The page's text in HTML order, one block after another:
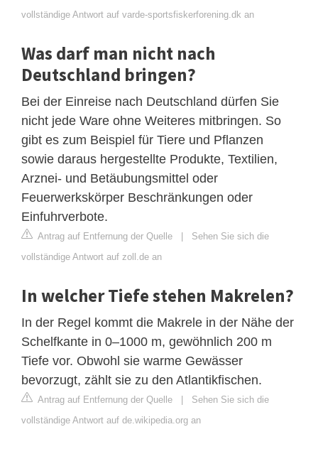
vollständige Antwort auf varde-sportsfiskerforening.dk an
Was darf man nicht nach
Deutschland bringen?
Bei der Einreise nach Deutschland dürfen Sie
nicht jede Ware ohne Weiteres mitbringen. So
gibt es zum Beispiel für Tiere und Pflanzen
sowie daraus hergestellte Produkte, Textilien,
Arznei- und Betäubungsmittel oder
Feuerwerkskörper Beschränkungen oder
Einfuhrverbote.
Antrag auf Entfernung der Quelle | Sehen Sie sich die
vollständige Antwort auf zoll.de an
In welcher Tiefe stehen Makrelen?
In der Regel kommt die Makrele in der Nähe der
Schelfkante in 0–1000 m, gewöhnlich 200 m
Tiefe vor. Obwohl sie warme Gewässer
bevorzugt, zählt sie zu den Atlantikfischen.
Antrag auf Entfernung der Quelle | Sehen Sie sich die
vollständige Antwort auf de.wikipedia.org an